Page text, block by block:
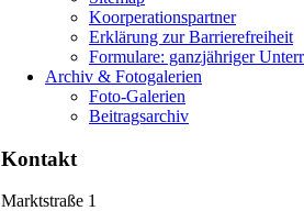
Koorperationspartner
Erklärung zur Barrierefreiheit
Formulare: ganzjähriger
Archiv & Fotogalerien
Foto-Galerien
Beitragsarchiv
Kontakt
Marktstraße 1